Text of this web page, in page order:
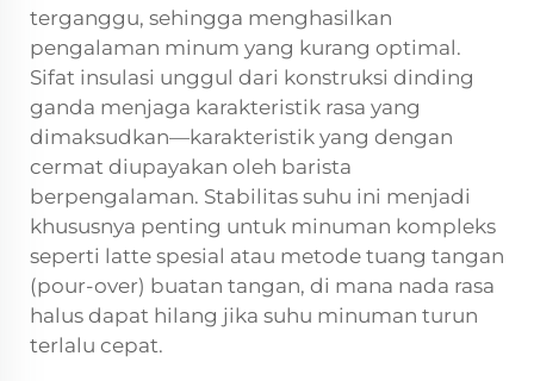
terganggu, sehingga menghasilkan
pengalaman minum yang kurang optimal.
Sifat insulasi unggul dari konstruksi dinding
ganda menjaga karakteristik rasa yang
dimaksudkan—karakteristik yang dengan
cermat diupayakan oleh barista
berpengalaman. Stabilitas suhu ini menjadi
khususnya penting untuk minuman kompleks
seperti latte spesial atau metode tuang tangan
(pour-over) buatan tangan, di mana nada rasa
halus dapat hilang jika suhu minuman turun
terlalu cepat.